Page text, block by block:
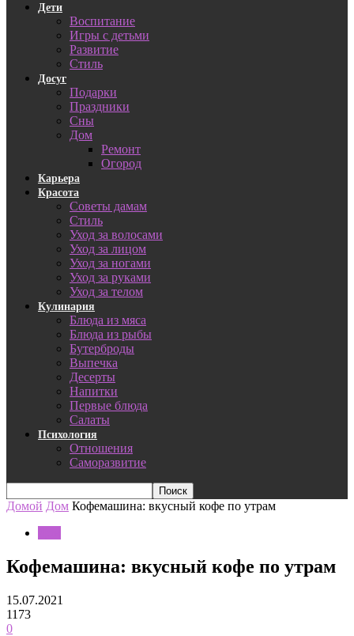
Дети
Воспитание
Игры с детьми
Развитие
Стиль
Досуг
Подарки
Праздники
Сны
Дом
Ремонт
Огород
Карьера
Красота
Советы дамам
Стиль
Уход за волосами
Уход за лицом
Уход за ногами
Уход за руками
Уход за телом
Кулинария
Блюда из мяса
Блюда из рыбы
Бутерброды
Выпечка
Десерты
Напитки
Первые блюда
Салаты
Психология
Отношения
Саморазвитие
Домой Дом Кофемашина: вкусный кофе по утрам
Кофемашина: вкусный кофе по утрам
15.07.2021
1173
0